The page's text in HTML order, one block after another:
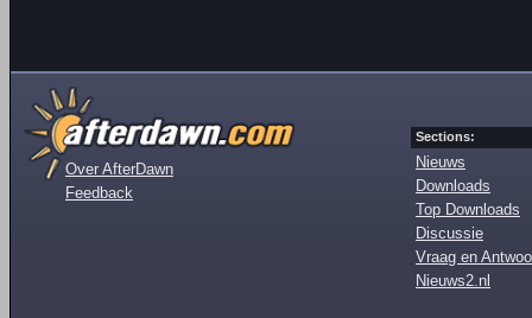
Over AfterDawn
Feedback
Sections:
Nieuws
Downloads
Top Downloads
Discussie
Vraag en
Nieuws2.nl